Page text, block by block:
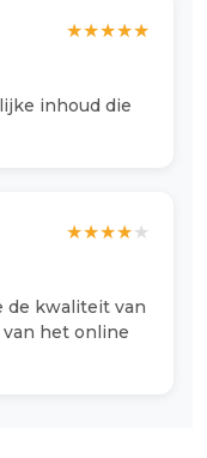
★★★★★
inhoud die
★★★★★
de kwaliteit van
het online